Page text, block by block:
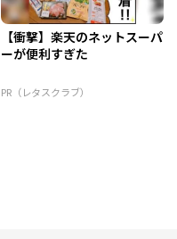
【衝撃】楽天のネットスーパ
ーが便利すぎた
PR（レタスクラブ）